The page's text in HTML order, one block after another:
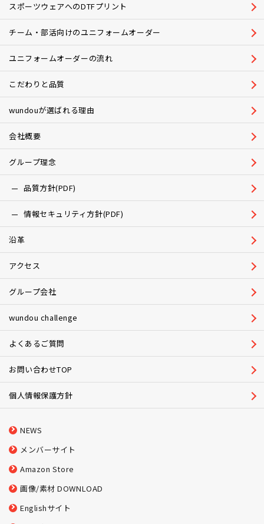
スポーツウェアへのDTFプリント
チーム・部活向けのユニフォームオーダー
ユニフォームオーダーの流れ
こだわりと品質
wundouが選ばれる理由
会社概要
グループ理念
品質方針(PDF)
情報セキュリティ方針(PDF)
沿革
アクセス
グループ会社
wundou challenge
よくあるご質問
お問い合わせTOP
個人情報保護方針
NEWS
メンバーサイト
Amazon Store
画像/素材 DOWNLOAD
Englishサイト